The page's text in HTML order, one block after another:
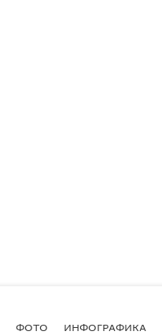
ФОТО ИНФОГРАФИКА